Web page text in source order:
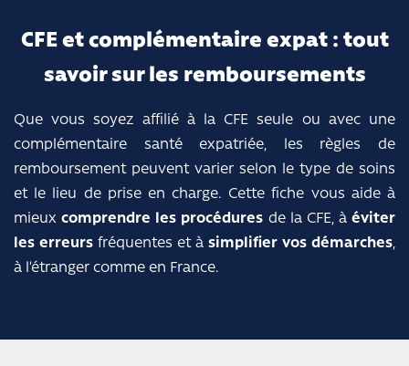
CFE et complémentaire expat : tout
savoir sur les remboursements
Que vous soyez affilié à la CFE seule ou avec une
complémentaire santé expatriée, les règles de
remboursement peuvent varier selon le type de soins
et le lieu de prise en charge. Cette fiche vous aide à
mieuxcomprendre les procédures de la CFE, à éviter
les erreurs fréquentes et à simplifier vos démarches,
à l’étranger comme en France.